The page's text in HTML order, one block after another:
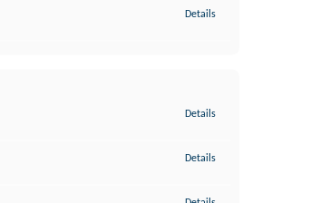
Details
Details
Details